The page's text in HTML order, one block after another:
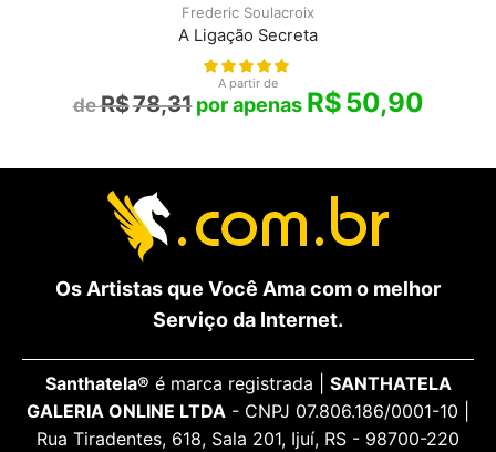
Frederic Soulacroix
A Ligação Secreta
A partir de
R$78,31 R$50,90
Os Artistas que Você Ama com o melhor
Serviço da Internet.
Santhatela® é marca registrada | SANTHATELA
GALERIA ONLINE LTDA - CNPJ 07.806.186/0001-10 |
Rua Tiradentes, 618, Sala 201, Ijuí, RS - 98700-220